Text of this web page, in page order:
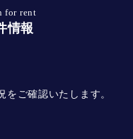
for rent
情報
ご確認いたします。